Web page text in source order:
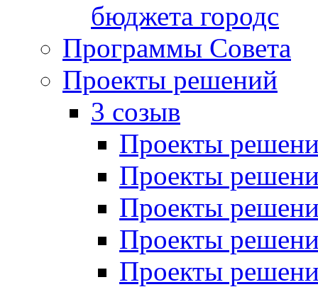
бюджета городс
Программы Совета
Проекты решений
3 созыв
Проекты
Проекты
Проекты
Проекты
Проекты